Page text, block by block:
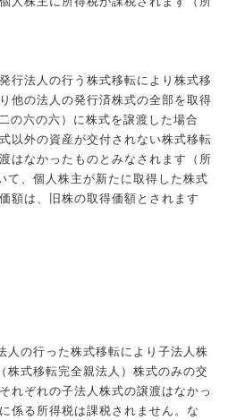
行法人の行う株式移転により株式移
他の法人の発行済株式の全部を取得
の六の六）に株式を譲渡した場合
以外の資産が交付されない株式移転
はなかったものとみなされます（所
、個人株主が新たに取得した株式
額は、旧株の取得価額とされます
人の行った株式移転により子法人株
株式移転完全親法人）株式のみの交
れぞれの子法人株式の譲渡はなかっ
係る所得税は課税されません。な